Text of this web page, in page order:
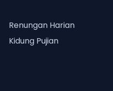
Renungan Harian
Kidung Pujian